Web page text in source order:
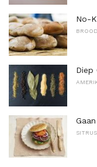
No-
BROOD
Diep